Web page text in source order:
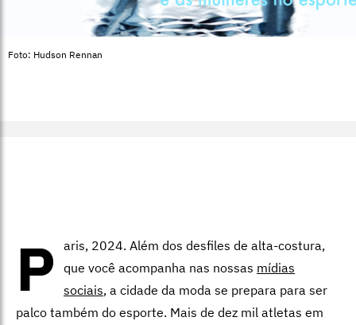
Foto: Hudson Rennan
P
aris, 2024. Além dos desfiles de alta-costura,
que você acompanha nas nossas mídias
sociais, a cidade da moda se prepara para ser
palco também do esporte. Mais de dez mil atletas em